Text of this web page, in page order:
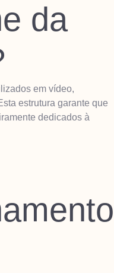
da
em vídeo,
estrutura garante que
dedicados à